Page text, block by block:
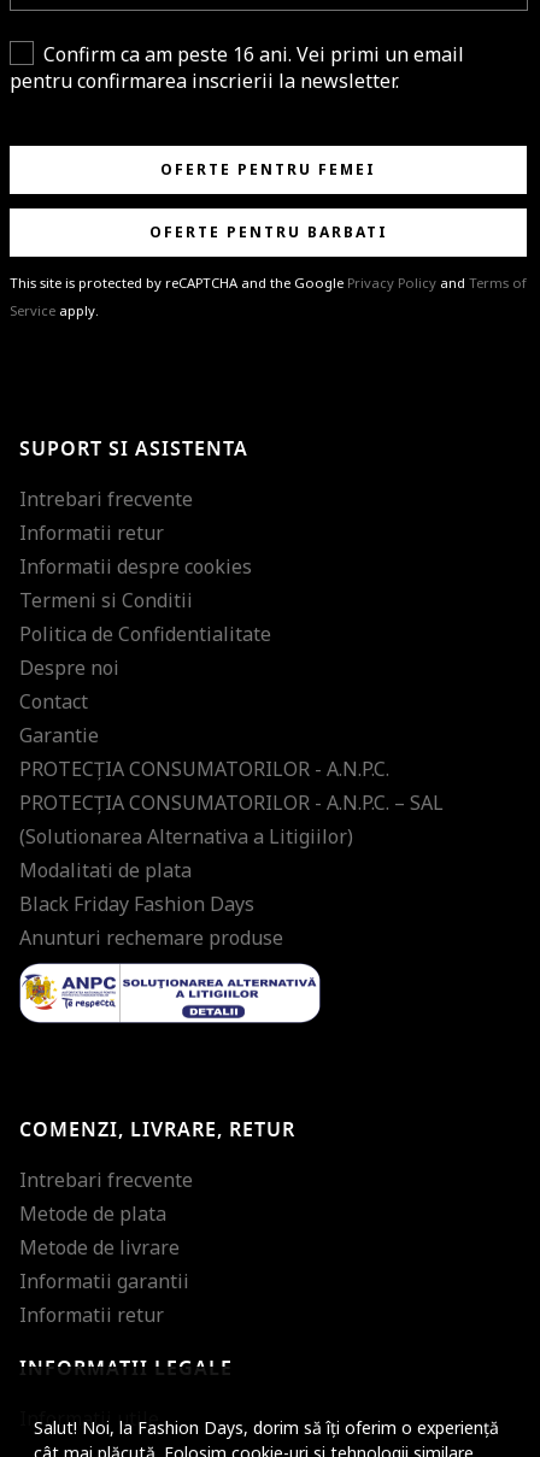
Salut! Noi, la Fashion Days, dorim să îți oferim o experiență
Confirm ca am peste 16 ani. Vei primi un email
pentru confirmarea inscrierii la newsletter.
OFERTE PENTRU FEMEI
OFERTE PENTRU BARBATI
This site is protected by reCAPTCHA and the Google Privacy Policy and Terms of
Service apply.
ultimele tendinte in moda!
SUPORT SI ASISTENTA
Intrebari frecvente
Informatii retur
Informatii despre cookies
Termeni si Conditii
Politica de Confidentialitate
Despre noi
Contact
Garantie
PROTECŢIA CONSUMATORILOR - A.N.P.C.
PROTECŢIA CONSUMATORILOR - A.N.P.C. – SAL
(Solutionarea Alternativa a Litigiilor)
Modalitati de plata
Black Friday Fashion Days
Anunturi rechemare produse
COMENZI, LIVRARE, RETUR
Intrebari frecvente
Metode de plata
Metode de livrare
Informatii garantii
Informatii retur
INFORMATII LEGALE
Informatii utile
Micsoreaza